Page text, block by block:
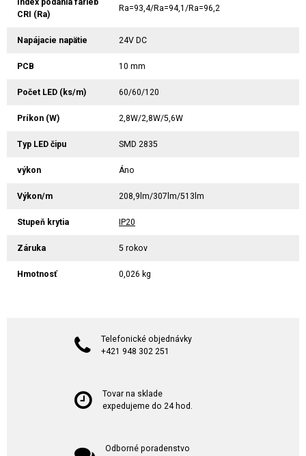
Index podania farieb
CRI (Ra)
Ra=93,4/Ra=94,1/Ra=96,2
Napájacie napätie 24V DC
PCB 10 mm
Počet LED (ks/m) 60/60/120
Príkon (W) 2,8W/2,8W/5,6W
Typ LED čipu SMD 2835
výkon Áno
Výkon/m 208,9lm/307lm/513lm
Stupeň krytia IP20
Záruka 5 rokov
Hmotnosť 0,026 kg
Telefonické objednávky
+421 948 302 251
Tovar na sklade
expedujeme do 24 hod.
Odborné poradenstvo